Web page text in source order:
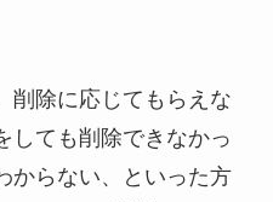
削除に応じてもらえな
しても削除できなかっ
からない、といった方